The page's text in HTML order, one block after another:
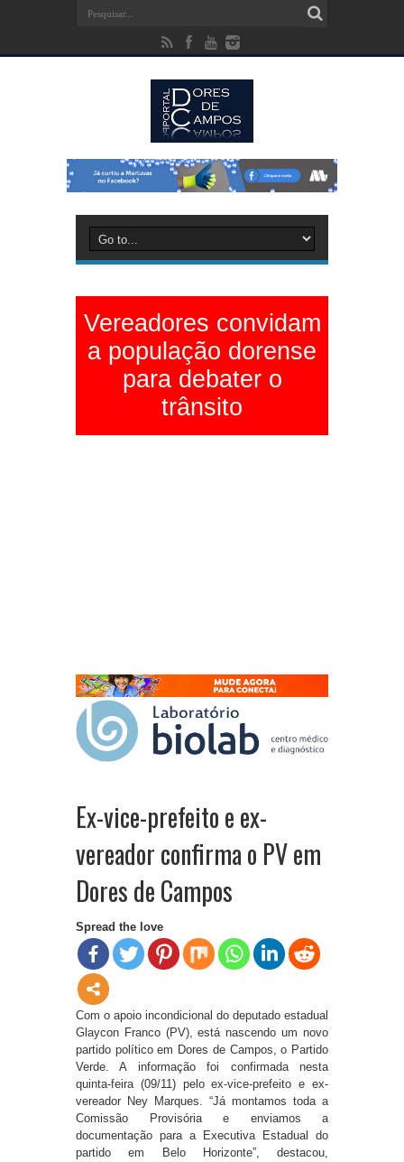
Vereadores convidam
a população dorense
para debater o
trânsito
Ex-vice-prefeito e ex-
vereador confirma o PV em
Dores de Campos
Spread the love
Com o apoio incondicional do deputado estadual
Glaycon Franco (PV), está nascendo um novo
partido político em Dores de Campos, o Partido
Verde. A informação foi confirmada nesta
quinta-feira (09/11) pelo ex-vice-prefeito e ex-
vereador Ney Marques. “Já montamos toda a
Comissão Provisória e enviamos a
documentação para a Executiva Estadual do
partido em Belo Horizonte”, destacou,